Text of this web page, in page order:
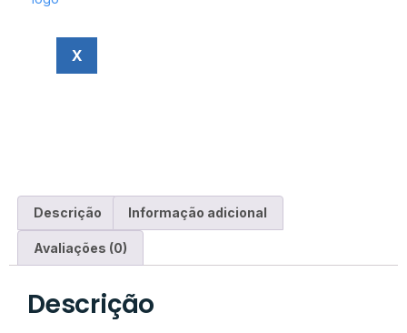
X
Descrição Informação adicional
Avaliações (0)
Descrição